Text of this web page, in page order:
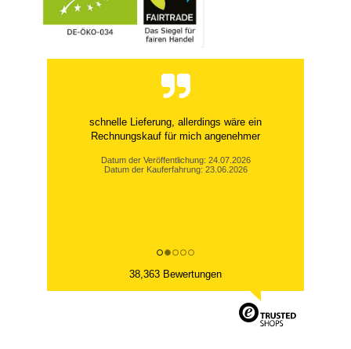
schnelle Lieferung, allerdings wäre ein
Rechnungskauf für mich angenehmer
Datum der Veröffentlichung: 24.07.2026
Datum der Kauferfahrung: 23.06.2026
38,363 Bewertungen